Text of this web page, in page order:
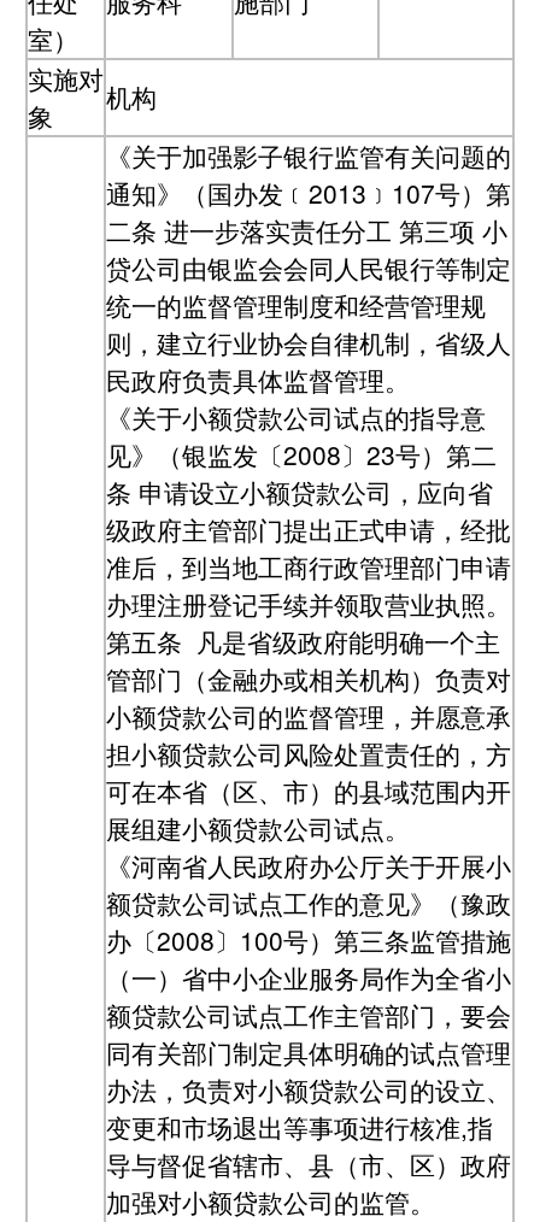
室）
实施对
象
机构
《关于加强影子银行监管有关问题的
通知》（国办发﹝2013﹞107号）第
二条 进一步落实责任分工 第三项 小
贷公司由银监会会同人民银行等制定
统一的监督管理制度和经营管理规
则，建立行业协会自律机制，省级人
民政府负责具体监督管理。
《关于小额贷款公司试点的指导意
见》（银监发〔2008〕23号）第二
条 申请设立小额贷款公司，应向省
级政府主管部门提出正式申请，经批
准后，到当地工商行政管理部门申请
办理注册登记手续并领取营业执照。
第五条 凡是省级政府能明确一个主
管部门（金融办或相关机构）负责对
小额贷款公司的监督管理，并愿意承
担小额贷款公司风险处置责任的，方
可在本省（区、市）的县域范围内开
展组建小额贷款公司试点。
《河南省人民政府办公厅关于开展小
额贷款公司试点工作的意见》（豫政
办〔2008〕100号）第三条监管措施
（一）省中小企业服务局作为全省小
额贷款公司试点工作主管部门，要会
同有关部门制定具体明确的试点管理
办法，负责对小额贷款公司的设立、
变更和市场退出等事项进行核准,指
导与督促省辖市、县（市、区）政府
加强对小额贷款公司的监管。